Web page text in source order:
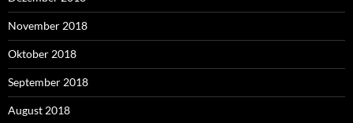
November 2018
Oktober 2018
September 2018
August 2018